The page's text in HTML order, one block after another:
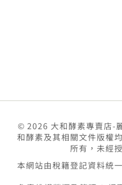
© 2026 大和酵素專賣店-
和酵素及其相關文件版權
所有，未經
本網站由稅籍登記資料統